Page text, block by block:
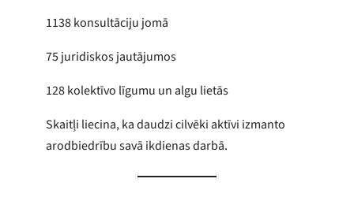
1138 konsultāciju jomā
75 juridiskos jautājumos
128 kolektīvo līgumu un algu lietās
Skaitļi liecina, ka daudzi cilvēki aktīvi izmanto
arodbiedrību savā ikdienas darbā.